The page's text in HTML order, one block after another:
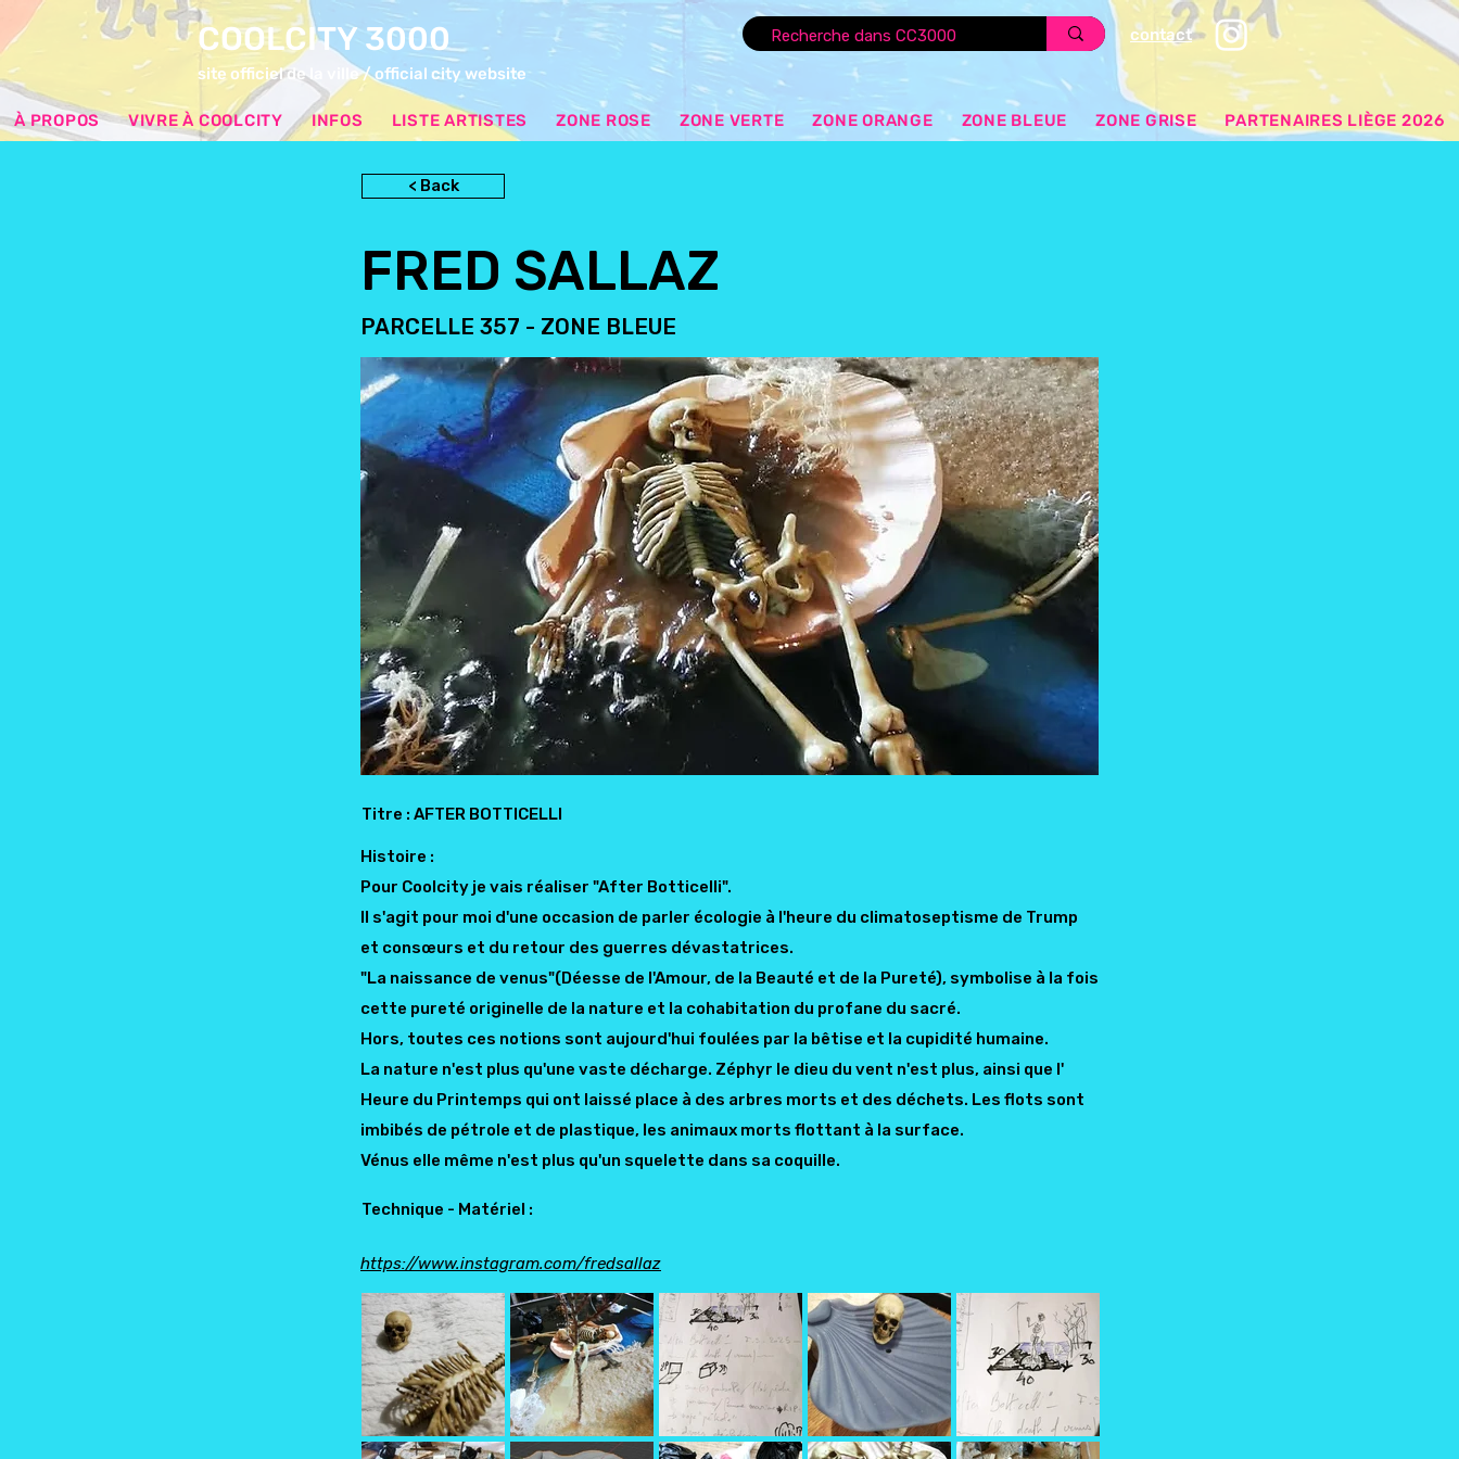
COOLCITY 3000
site officiel de la ville / official city website
contact
À PROPOS VIVRE À COOLCITY INFOS LISTE ARTISTES ZONE ROSE ZONE VERTE ZONE ORANGE ZONE BLEUE ZONE GRISE PARTENAIRES LIÈGE 2026
< Back
FRED SALLAZ
PARCELLE 357 - ZONE BLEUE
Titre : AFTER BOTTICELLI
Histoire :
Pour Coolcity je vais réaliser "After Botticelli".
Il s'agit pour moi d'une occasion de parler écologie à l'heure du climatoseptisme de Trump
et consœurs et du retour des guerres dévastatrices.
"La naissance de venus"(Déesse de l'Amour, de la Beauté et de la Pureté), symbolise à la fois
cette pureté originelle de la nature et la cohabitation du profane du sacré.
Hors, toutes ces notions sont aujourd'hui foulées par la bêtise et la cupidité humaine.
La nature n'est plus qu'une vaste décharge. Zéphyr le dieu du vent n'est plus, ainsi que l'
Heure du Printemps qui ont laissé place à des arbres morts et des déchets. Les flots sont
imbibés de pétrole et de plastique, les animaux morts flottant à la surface.
Vénus elle même n'est plus qu'un squelette dans sa coquille.
Technique - Matériel :
https://www.instagram.com/fredsallaz